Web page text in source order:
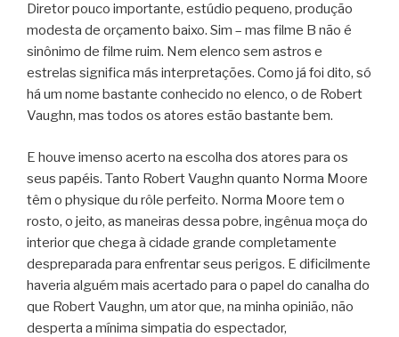
Diretor pouco importante, estúdio pequeno, produção
modesta de orçamento baixo. Sim – mas filme B não é
sinônimo de filme ruim. Nem elenco sem astros e
estrelas significa más interpretações. Como já foi dito, só
há um nome bastante conhecido no elenco, o de Robert
Vaughn, mas todos os atores estão bastante bem.
E houve imenso acerto na escolha dos atores para os
seus papéis. Tanto Robert Vaughn quanto Norma Moore
têm o physique du rôle perfeito. Norma Moore tem o
rosto, o jeito, as maneiras dessa pobre, ingênua moça do
interior que chega à cidade grande completamente
despreparada para enfrentar seus perigos. E dificilmente
haveria alguém mais acertado para o papel do canalha do
que Robert Vaughn, um ator que, na minha opinião, não
desperta a mínima simpatia do espectador,